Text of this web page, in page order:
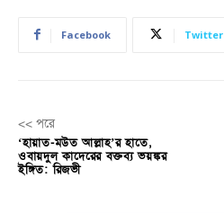
Facebook Twitter
<< পরে
‘হায়াত-মউত আল্লাহ’র হাতে,
ওবায়দুল কাদেরের বক্তব্য ভয়ঙ্কর
ইঙ্গিত: রিজভী